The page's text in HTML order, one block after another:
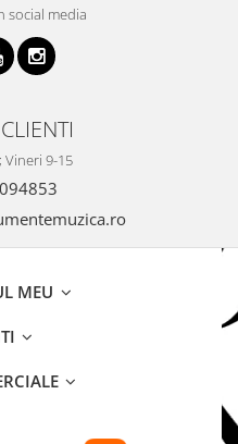
social media
Vineri 9-15
MEU